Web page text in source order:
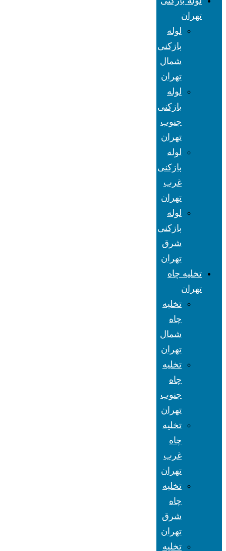
تهران
لوله
بازکنی
شمال
تهران
لوله
بازکنی
جنوب
تهران
لوله
بازکنی
غرب
تهران
لوله
بازکنی
شرق
تهران
تخلیه چاه
تهران
تخلیه
چاه
شمال
تهران
تخلیه
چاه
جنوب
تهران
تخلیه
چاه
غرب
تهران
تخلیه
چاه
شرق
تهران
تخلیه